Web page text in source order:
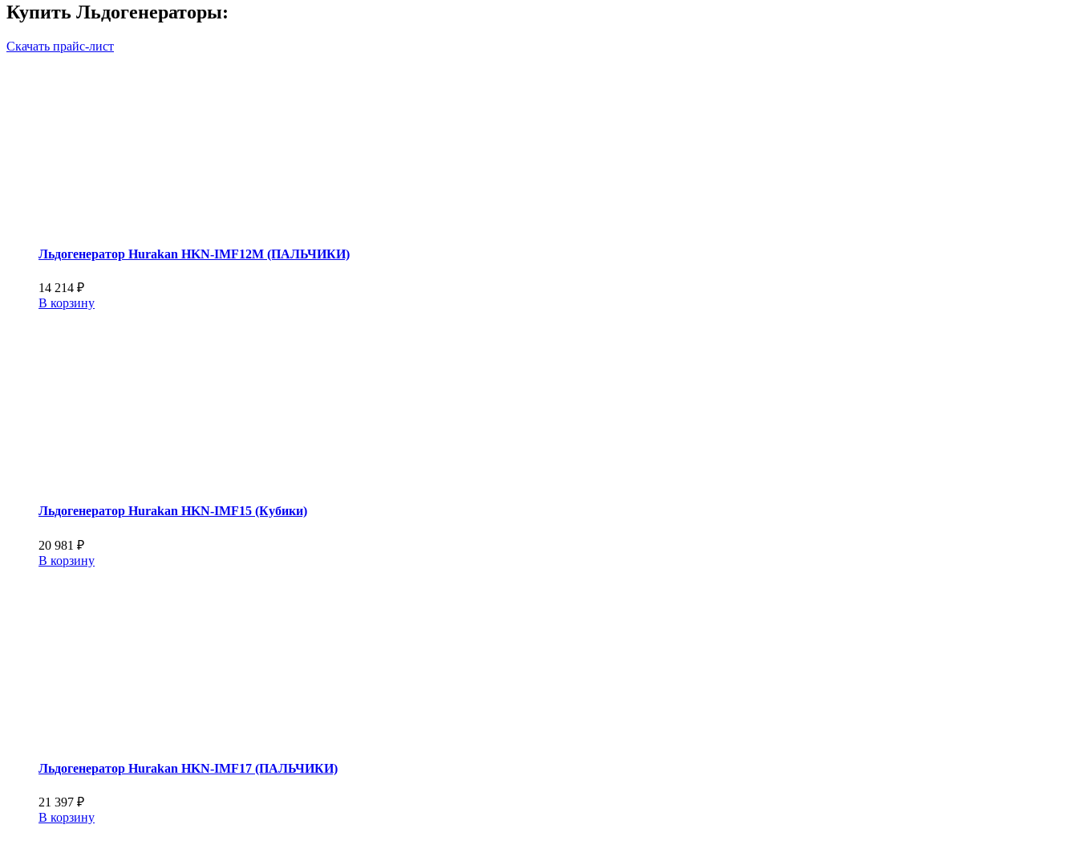
Купить Льдогенераторы:
Скачать прайс-лист
Льдогенератор Hurakan HKN-IMF12M (ПАЛЬЧИКИ)
14 214 ₽
В корзину
Льдогенератор Hurakan HKN-IMF15 (Кубики)
20 981 ₽
В корзину
Льдогенератор Hurakan HKN-IMF17 (ПАЛЬЧИКИ)
21 397 ₽
В корзину